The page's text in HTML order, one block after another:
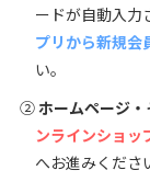
ードが自動入力
プリから新規会
い。
②ホームページ
ンラインショッ
へお進みくださ